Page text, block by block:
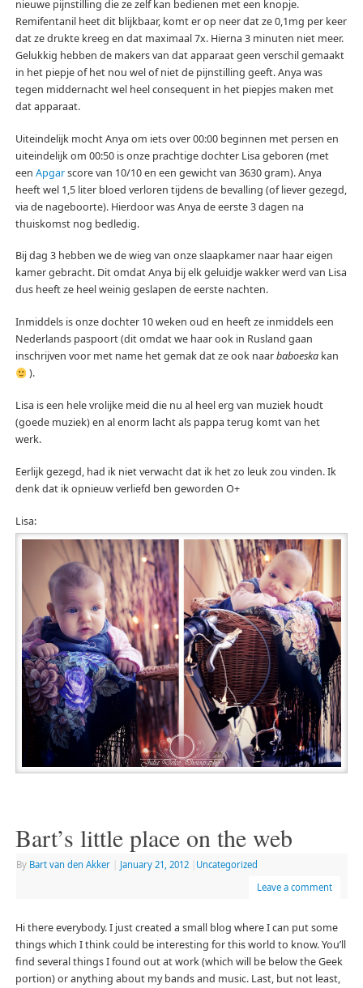
nieuwe pijnstilling die ze zelf kan bedienen met een knopje.
Remifentanil heet dit blijkbaar, komt er op neer dat ze 0,1mg per keer
dat ze drukte kreeg en dat maximaal 7x. Hierna 3 minuten niet meer.
Gelukkig hebben de makers van dat apparaat geen verschil gemaakt
in het piepje of het nou wel of niet de pijnstilling geeft. Anya was
tegen middernacht wel heel consequent in het piepjes maken met
dat apparaat.
Uiteindelijk mocht Anya om iets over 00:00 beginnen met persen en
uiteindelijk om 00:50 is onze prachtige dochter Lisa geboren (met
een Apgarscore van 10/10 en een gewicht van 3630 gram). Anya
heeft wel 1,5 liter bloed verloren tijdens de bevalling (of liever gezegd,
via de nageboorte). Hierdoor was Anya de eerste 3 dagen na
thuiskomst nog bedledig.
Bij dag 3 hebben we de wieg van onze slaapkamer naar haar eigen
kamer gebracht. Dit omdat Anya bij elk geluidje wakker werd van Lisa
dus heeft ze heel weinig geslapen de eerste nachten.
Inmiddels is onze dochter 10 weken oud en heeft ze inmiddels een
Nederlands paspoort (dit omdat we haar ook in Rusland gaan
inschrijven voor met name het gemak dat ze ook naarbaboeskakan
).
Lisa is een hele vrolijke meid die nu al heel erg van muziek houdt
(goede muziek) en al enorm lacht als pappa terug komt van het
werk.
Eerlijk gezegd, had ik niet verwacht dat ik het zo leuk zou vinden. Ik
denk dat ik opnieuw verliefd ben geworden O+
Lisa:
Bart’s little place on the web
By Bart van den Akker January 21, 2012
Uncategorized
Leave a comment
Hi there everybody. I just created a small blog where I can put some
things which I think could be interesting for this world to know. You’ll
find several things I found out at work (which will be below the Geek
portion) or anything about my bands and music. Last, but not least,